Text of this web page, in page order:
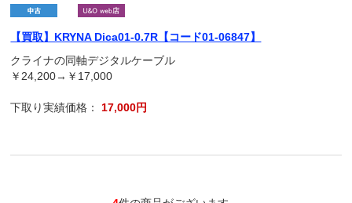
【買取】KRYNA Dica01-0.7R【コード01-06847】
クライナの同軸デジタルケーブル
￥24,200→￥17,000
下取り実績価格： 17,000円